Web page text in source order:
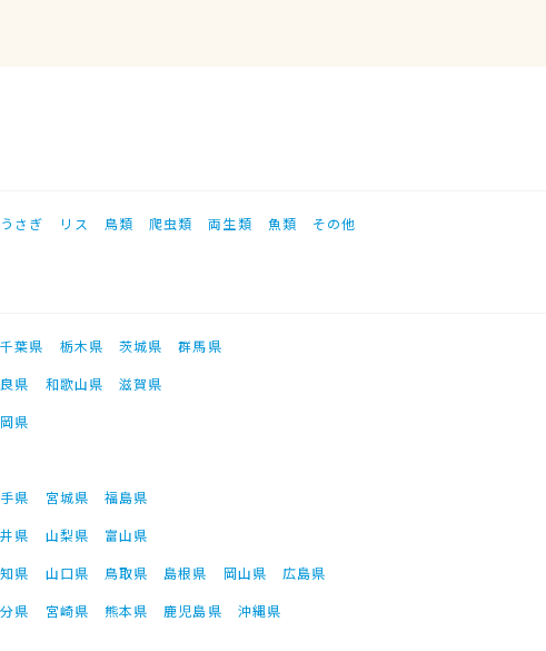
うさぎ リス 鳥類 爬虫類 両生類 魚類 その他
千葉県 栃木県 茨城県
群馬県
県 和歌山県
滋賀県
県
県 宮城県
福島県
県 山梨県
富山県
県 山口県 鳥取県 島根県 岡山県
広島県
県 宮崎県 熊本県 鹿児島県 沖縄県